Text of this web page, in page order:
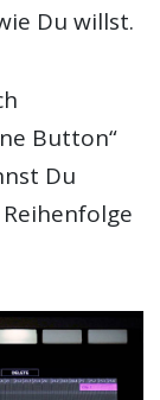
Du willst.
Button“
Du